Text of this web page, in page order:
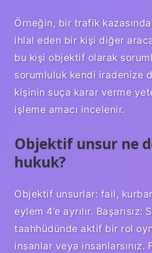
Örneğin, bir trafik kazasında
ihlal eden bir kişi diğer
bu kişi objektif olarak
sorumluluk kendi iradenize
kişinin suça karar verme
işleme amacı incelenir.
Objektif unsur ne
hukuk?
Objektif unsurlar: fail,
eylem 4’e ayrılır. Başarısız:
taahhüdünde aktif bir rol
insanlar veya insanlarsınız.